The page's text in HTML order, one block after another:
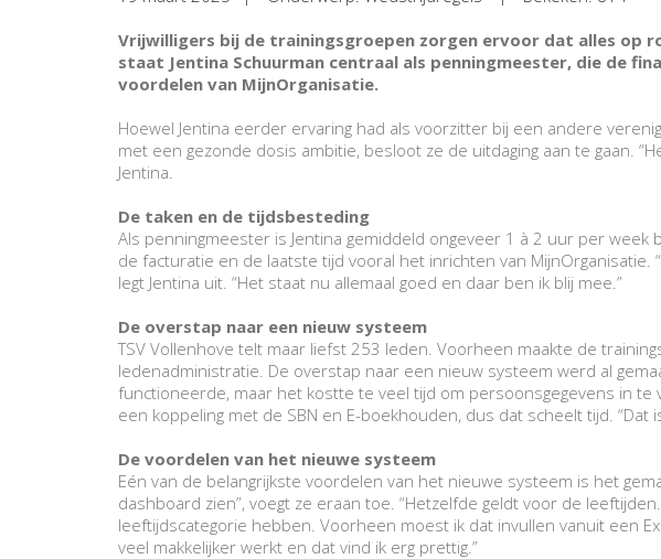
Vrijwilligers bij de trainingsgroepen zorgen ervoor dat alles op
staat Jentina Schuurman centraal als penningmeester, die de
voordelen van MijnOrganisatie.
Hoewel Jentina eerder ervaring had als voorzitter bij een andere
met een gezonde dosis ambitie, besloot ze de uitdaging aan te gaan.
Jentina.
De taken en de tijdsbesteding
Als penningmeester is Jentina gemiddeld ongeveer 1 à 2 uur per
de facturatie en de laatste tijd vooral het inrichten van
legt Jentina uit. “Het staat nu allemaal goed en daar ben ik blij mee.”
De overstap naar een nieuw systeem
TSV Vollenhove telt maar liefst 253 leden. Voorheen maakte de
ledenadministratie. De overstap naar een nieuw systeem werd al
functioneerde, maar het kostte te veel tijd om persoonsgegevens in te
een koppeling met de SBN en E-boekhouden, dus dat scheelt tijd.
De voordelen van het nieuwe systeem
Eén van de belangrijkste voordelen van het nieuwe systeem is het
dashboard zien”, voegt ze eraan toe. “Hetzelfde geldt voor de
leeftijdscategorie hebben. Voorheen moest ik dat invullen vanuit een
veel makkelijker werkt en dat vind ik erg prettig.”